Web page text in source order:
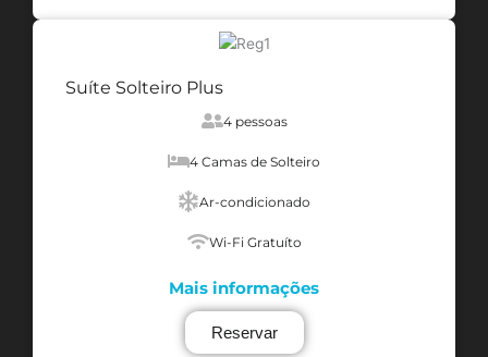
Suíte Solteiro Plus
4 pessoas
4 Camas de Solteiro
Ar-condicionado
Wi-Fi Gratuíto
Mais informações
Reservar